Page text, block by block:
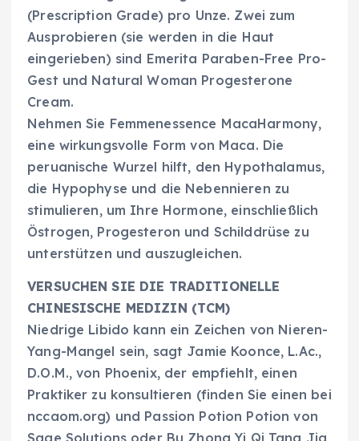
(Prescription Grade) pro Unze. Zwei zum
Ausprobieren (sie werden in die Haut
eingerieben) sind Emerita Paraben-Free Pro-
Gest und Natural Woman Progesterone
Cream.
Nehmen Sie Femmenessence MacaHarmony,
eine wirkungsvolle Form von Maca. Die
peruanische Wurzel hilft, den Hypothalamus,
die Hypophyse und die Nebennieren zu
stimulieren, um Ihre Hormone, einschließlich
Östrogen, Progesteron und Schilddrüse zu
unterstützen und auszugleichen.
VERSUCHEN SIE DIE TRADITIONELLE
CHINESISCHE MEDIZIN (TCM)
Niedrige Libido kann ein Zeichen von Nieren-
Yang-Mangel sein, sagt Jamie Koonce, L.Ac.,
D.O.M., von Phoenix, der empfiehlt, einen
Praktiker zu konsultieren (finden Sie einen bei
nccaom.org) und Passion Potion Potion von
Sage Solutions oder Bu Zhong Yi Qi Tang Jia